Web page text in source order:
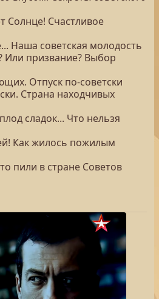
Солнце! Счастливое
Наша советская молодость
Или призвание? Выбор
Отпуск по-советски
Страна находчивых
сладок... Что нельзя
Как жилось пожилым
пили в стране Советов